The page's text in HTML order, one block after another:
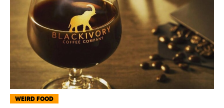
WEIRD FOOD